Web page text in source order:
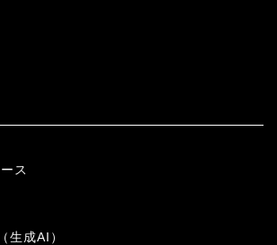
ス
生成AI）